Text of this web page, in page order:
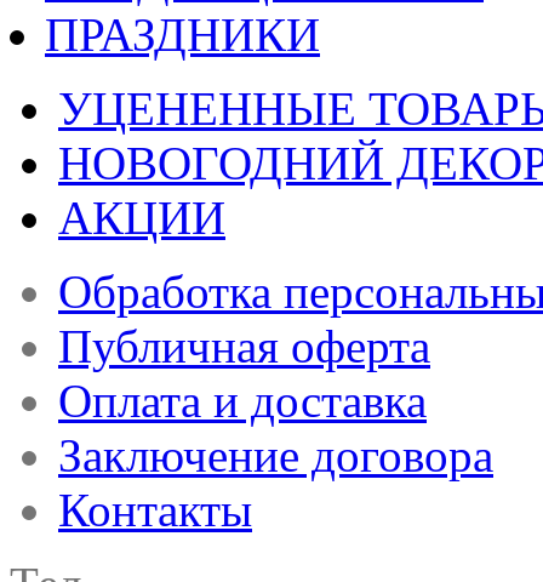
ПРАЗДНИКИ
УЦЕНЕННЫЕ
НОВОГОДНИЙ
АКЦИИ
Обработка
Публичная оферта
Оплата и доставка
Заключение договора
Контакты